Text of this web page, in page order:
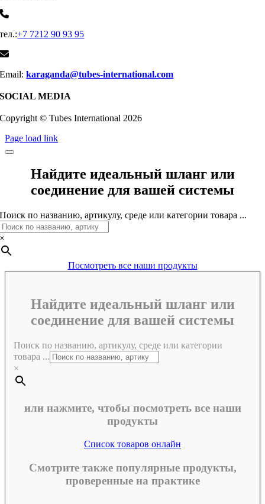
тел.:+7 7212 90 93 95
Email:karaganda@tubes-international.com
SOCIAL MEDIA
Copyright © Tubes International 2026
Page load link
Найдите идеальный шланг или
соединение для вашей системы
Поиск по названию, артикулу, среде или категории товара ...
×
Посмотреть все наши продукты
Найдите идеальный шланг или
соединение для вашей системы
Поиск по названию, артикулу, среде или категории
товара ...
×
или нажмите, чтобы посмотреть все наши
продукты
Список товаров онлайн
Смотрите также популярные продукты,
проверенные на практике